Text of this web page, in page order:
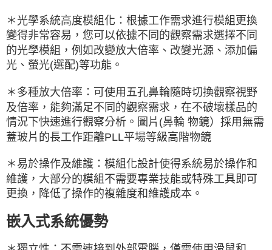
＊光學系統高度模組化：根據工作需求進行模組更換
變得非常容易，您可以依據不同的觀察需求選擇不同
的光學模組，例如改變放大倍率、改變光源、添加偏
光、螢光(選配)等功能。
＊多種放大倍率：可使用五孔鼻輪隨時切換觀察視野
及倍率，能夠滿足不同的觀察需求，在不破壞樣品的
情況下快速進行觀察分析。圖片(鼻輪 物鏡）採用無需
蓋玻片的長工作距離PLL平場等級高階物鏡
＊易於操作及維護：模組化設計使得系統易於操作和
維護，大部分的模組不需要專業技能或特殊工具即可
更換，降低了操作的複雜度和維護成本。
嵌入式系統優勢